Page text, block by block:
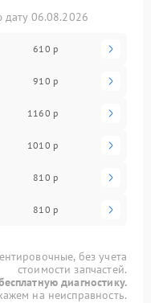
06.08.2026
610 р
910 р
1160 р
1010 р
810 р
810 р
без учета
стоимости запчастей.
диагностику.
на неисправность.